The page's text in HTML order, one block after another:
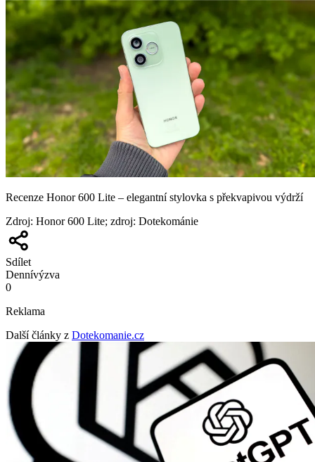
Recenze Honor 600 Lite – elegantní stylovka s překvapivou výdrží
Zdroj: Honor 600 Lite; zdroj: Dotekománie
Sdílet
Dennívýzva
0
Reklama
Další články z Dotekomanie.cz